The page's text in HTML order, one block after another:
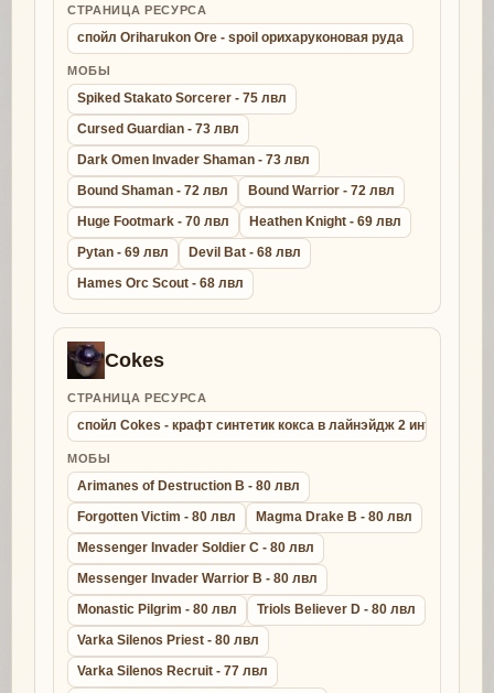
СТРАНИЦА РЕСУРСА
спойл Oriharukon Ore - spoil орихаруконовая руда
МОБЫ
Spiked Stakato Sorcerer - 75 лвл
Cursed Guardian - 73 лвл
Dark Omen Invader Shaman - 73 лвл
Bound Shaman - 72 лвл
Bound Warrior - 72 лвл
Huge Footmark - 70 лвл
Heathen Knight - 69 лвл
Pytan - 69 лвл
Devil Bat - 68 лвл
Hames Orc Scout - 68 лвл
Cokes
СТРАНИЦА РЕСУРСА
спойл Cokes - крафт синтетик кокса в лайнэйдж 2 интерлюд
МОБЫ
Arimanes of Destruction B - 80 лвл
Forgotten Victim - 80 лвл
Magma Drake B - 80 лвл
Messenger Invader Soldier C - 80 лвл
Messenger Invader Warrior B - 80 лвл
Monastic Pilgrim - 80 лвл
Triols Believer D - 80 лвл
Varka Silenos Priest - 80 лвл
Varka Silenos Recruit - 77 лвл